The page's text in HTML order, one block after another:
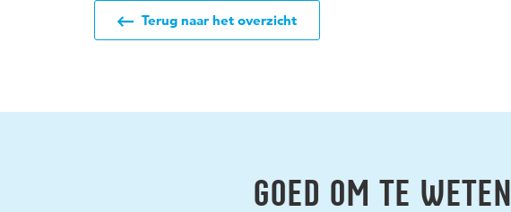
Terug naar het overzicht
GOED OM TE WETEN